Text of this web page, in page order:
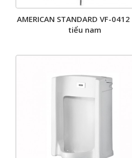
AMERICAN STANDARD VF-
tiểu nam